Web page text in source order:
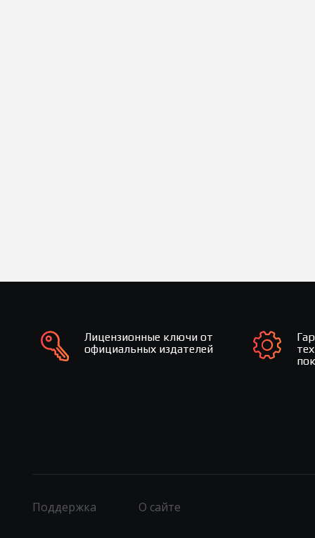
Лицензионные ключи от
официальных издателей
Поддержка О сайте